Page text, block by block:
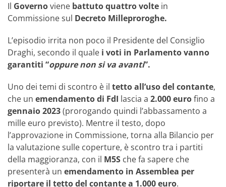
Il Governoviene battutoquattro volte in
Commissione sul Decreto Milleproroghe.
L’episodio irrita non poco il Presidente del Consiglio
Draghi, secondo il quale i voti in Parlamentovanno
garantiti “oppure non si va avanti”.
Uno dei temi di scontro è il tetto all’uso del contante,
che un emendamento di FdI lascia a 2.000 eurofino a
gennaio 2023(prorogando quindi l’abbassamento a
mille euro previsto). Mentre il testo, dopo
l’approvazione in Commissione, torna alla Bilancio per
la valutazione sulle coperture, è scontro tra i partiti
della maggioranza, con il M5S che fa sapere che
presenterà un emendamento in Assemblea per
riportare il tetto del contante a 1.000 euro.